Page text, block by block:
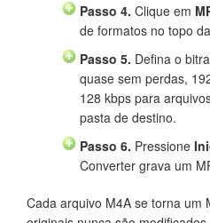
Passo 4. Clique em
de formatos no topo
Passo 5. Defina o
quase sem perdas,
128 kbps para
pasta de destino.
Passo 6. Pressione
Converter grava um
Cada arquivo M4A se torna um